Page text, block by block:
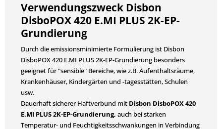
Verwendungszweck Disbon
DisboPOX 420 E.MI PLUS 2K-EP-
Grundierung
Durch die emissionsminimierte Formulierung ist Disbon
DisboPOX 420 E.MI PLUS 2K-EP-Grundierung besonders
geeignet für "sensible" Bereiche, wie z.B. Aufent­haltsräume,
Krankenhäuser, Kin­dergärten und -tagesstätten, Schulen
usw.
Dauerhaft sicherer Haftverbund mit Disbon DisboPOX 420
E.MI PLUS 2K-EP-Grundierung, auch bei starken
Temperatur- und Feuchtigkeitsschwankungen in Verbindung